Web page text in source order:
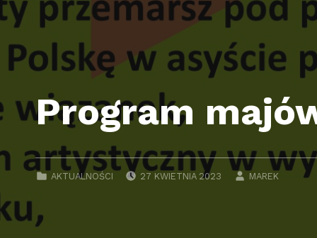
Program
CATEGORIZED IN:
AKTUALNOŚCI
POSTED ON:
27 KWIETNIA 2023
WRITTEN BY:
MAREK